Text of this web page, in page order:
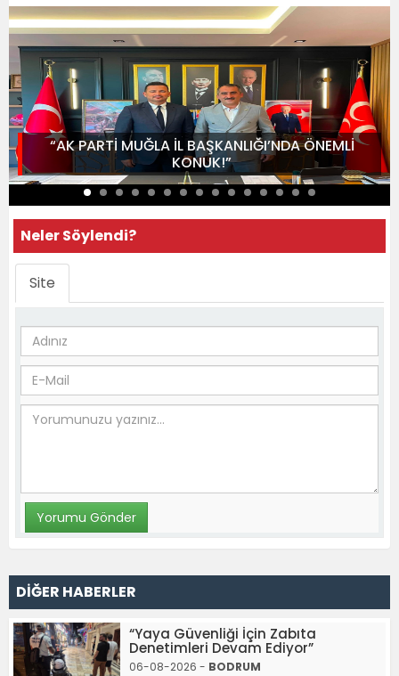
“AK PARTİ MUĞLA İL BAŞKANLIĞI’NDA ÖNEMLİ
KONUK!”
Neler Söylendi?
Site
DİĞER HABERLER
“Yaya Güvenliği İçin Zabıta
Denetimleri Devam Ediyor”
06-08-2026 - BODRUM